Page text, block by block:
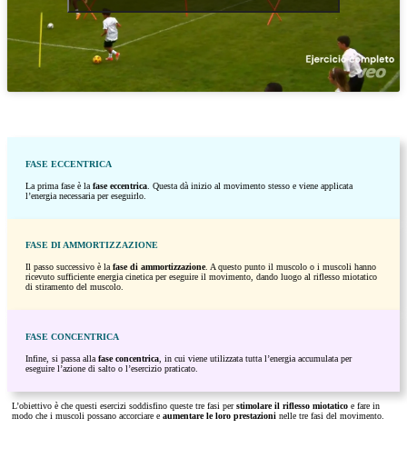
FASE ECCENTRICA
La prima fase è la fase eccentrica . Questa dà inizio al movimento stesso e viene applicata
l’energia necessaria per eseguirlo.
FASE DI AMMORTIZZAZIONE
Il passo successivo è lafase di ammortizzazione. A questo punto il muscolo o i muscoli hanno
ricevuto sufficiente energia cinetica per eseguire il movimento, dando luogo al riflesso miotatico
di stiramento del muscolo.
FASE CONCENTRICA
Infine, si passa alla fase concentrica , in cui viene utilizzata tutta l’energia accumulata per
eseguire l’azione di salto o l’esercizio praticato.
L’obiettivo è che questi esercizi soddisfino queste tre fasi perstimolare il riflesso miotatico e fare in
modo che i muscoli possano accorciare e aumentare le loro prestazioni nelle tre fasi del movimento.